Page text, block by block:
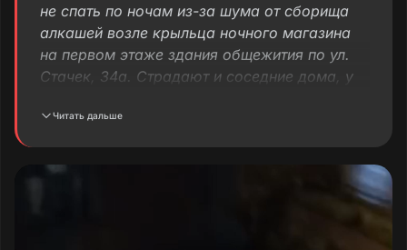
не спать по ночам из-за шума от сборища
алкашей возле крыльца ночного магазина
на первом этаже здания общежития по ул.
Стачек, 34а. Страдают и соседние дома, у
ночь торгуют спиртным, хотя с 23:00
алкоголя. Все жители знают, что там
Читать дальше